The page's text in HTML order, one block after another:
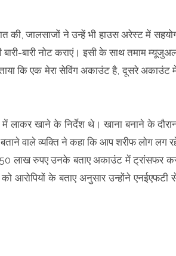
की, जालसाजों ने उन्हें भी हाउस अरेस्ट में
बारी नोट कराएं। इसी के साथ तमाम
कि एक मेरा सेविंग अकाउंट है, दूसरे अकाउंट
लाकर खाने के निर्देश थे। खाना बनाने के
वाले व्यक्ति ने कहा कि आप शरीफ लोग लग
लाख रुपए उनके बताए अकाउंट में ट्रांसफर
आरोपियों के बताए अनुसार उन्होंने एनईएफटी